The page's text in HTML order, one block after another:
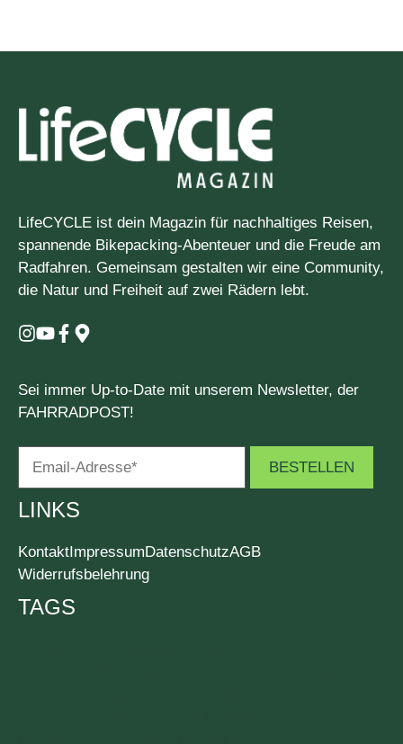
LifeCYCLE ist dein Magazin für nachhaltiges Reisen,
spannende Bikepacking-Abenteuer und die Freude am
Radfahren. Gemeinsam gestalten wir eine Community,
die Natur und Freiheit auf zwei Rädern lebt.
Sei immer Up-to-Date mit unserem Newsletter, der
FAHRRADPOST!
LINKS
Kontakt Impressum DatenschutzAGB
Widerrufsbelehrung
TAGS